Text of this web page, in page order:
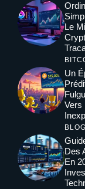
Le
Un
Vers
BLOG
Des
En